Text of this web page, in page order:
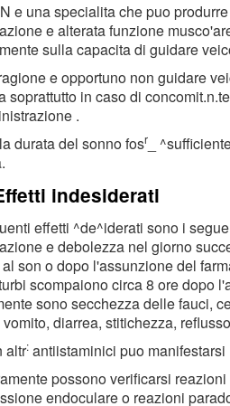
e una specialita che puo
e alterata funzione
sulla capacita di guidare
e opportuno non guidare
soprattutto in caso di
.
durata del sonno fosr
_
indesiderati
effetti ^de^iderati sono i
e debolezza nel giorno
son o dopo l'assunzione del
scompaiono circa 8 ore dopo
sono secchezza delle fauci,
diarrea, stitichezza,
altr: antiistaminici puo
possono verificarsi
endoculare o reazioni